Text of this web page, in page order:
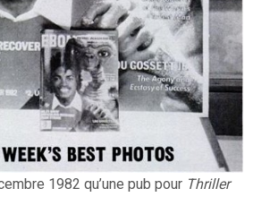
1982 qu’une pub pour Thriller